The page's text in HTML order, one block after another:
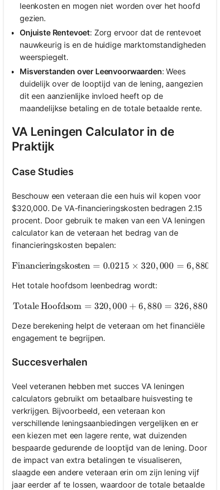
leenkosten en mogen niet worden over het hoofd
gezien.
Onjuiste Rentevoet: Zorg ervoor dat de rentevoet
nauwkeurig is en de huidige marktomstandigheden
weerspiegelt.
Misverstanden over Leenvoorwaarden: Wees
duidelijk over de looptijd van de lening, aangezien
dit een aanzienlijke invloed heeft op de
maandelijkse betaling en de totale betaalde rente.
VA Leningen Calculator in de
Praktijk
Case Studies
Beschouw een veteraan die een huis wil kopen voor
$320,000. De VA-financieringskosten bedragen 2.15
procent. Door gebruik te maken van een VA leningen
calculator kan de veteraan het bedrag van de
financieringskosten bepalen:
Financieringskosten = 0.0215 × 320,000 = 6,880
Het totale hoofdsom leenbedrag wordt:
\text{Totale Hoofdsom} =
Totale Hoofdsom = 320,000 + 6,880 = 326,880
Deze berekening helpt de veteraan om het financiële
engagement te begrijpen.
Succesverhalen
Veel veteranen hebben met succes VA leningen
calculators gebruikt om betaalbare huisvesting te
verkrijgen. Bijvoorbeeld, een veteraan kon
verschillende leningsaanbiedingen vergelijken en er
een kiezen met een lagere rente, wat duizenden
bespaarde gedurende de looptijd van de lening. Door
de impact van extra betalingen te visualiseren,
slaagde een andere veteraan erin om zijn lening vijf
jaar eerder af te lossen, waardoor de totale betaalde